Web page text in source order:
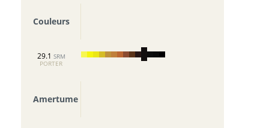
Couleurs
29.1 SRM
PORTER
Amertume